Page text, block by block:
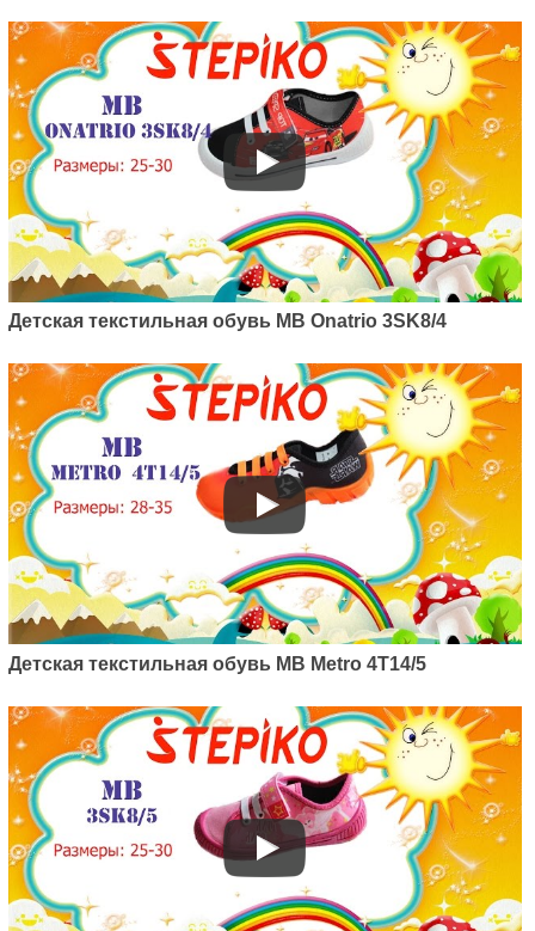
Детская текстильная обувь MB Onatrio 3SK8/4
Детская текстильная обувь MB Metro 4T14/5